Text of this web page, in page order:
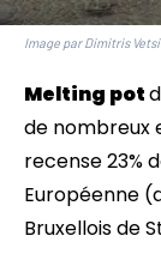
Image par Dimitris
Melting pot
de nombreux
recense 23%
Européenne
Bruxellois de